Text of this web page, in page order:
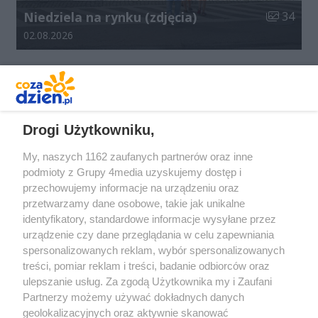
Niedziela na rynku (zdjęcia) Liczba
34
Data dodania galerii:
02.08.2026
Redakcja Reklama Prywatność
Praca Łódź
the:protocol
Drogi Użytkowniku,
My, naszych 1162 zaufanych partnerów oraz inne
podmioty z Grupy 4media uzyskujemy dostęp i
przechowujemy informacje na urządzeniu oraz
przetwarzamy dane osobowe, takie jak unikalne
identyfikatory, standardowe informacje wysyłane przez
urządzenie czy dane przeglądania w celu zapewniania
spersonalizowanych reklam, wybór spersonalizowanych
treści, pomiar reklam i treści, badanie odbiorców oraz
ulepszanie usług. Za zgodą Użytkownika my i Zaufani
Partnerzy możemy używać dokładnych danych
geolokalizacyjnych oraz aktywnie skanować